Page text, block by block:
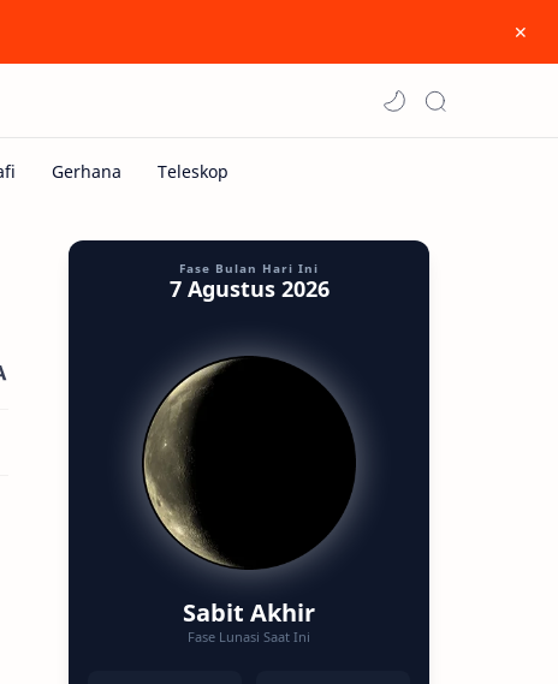
Fase Bulan Hari Ini
7 Agustus 2026
Sabit Akhir
Fase Lunasi Saat Ini